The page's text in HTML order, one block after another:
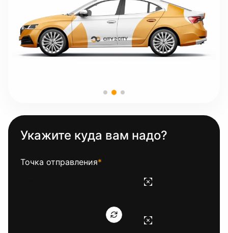
Укажите куда вам надо?
Точка отправления*